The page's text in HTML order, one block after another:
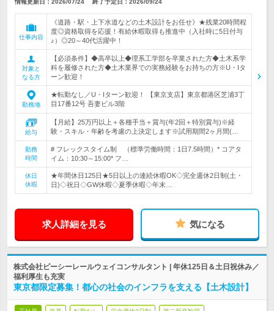
情報更新日：2026/07/24 終了予定日： 2026/09/24
仕事内容
《道路・駅・上下水道などの土木設計をお任せ》★残業20時間程
度◎資格取得を応援！有給休暇取得も推進中（入社時に5日付与
♪）◎20～40代活躍中！
対象と
なる方
【必須条件】◆高卒以上◆理系工学部を卒業された方◆土木系学
科を履修された方◆土木業界での実務経験をお持ちの方※U・Iタ
ーン歓迎！
勤務地
★転勤なし／U・Iターン歓迎！ 【東京支店】東京都港区芝浦3丁
目17番12号 吾妻ビル3階
給与
【月給】25万円以上＋各種手当＋賞与(年2回＋特別賞与)※経
験・スキル・年齢を考慮の上決定します※試用期間2ヶ月間(…
勤務
時間
# フレックスタイム制 （標準労働時間：1日7.5時間）* コアタ
イム：10:30～15:00* フ…
休日
休暇
★年間休日125日★5日以上の連続休暇OK◇完全週休2日制(土・
日)◇祝日◇GW休暇◇夏季休暇◇年末…
求人詳細を見る 気になる
株式会社ピーシーレールウェイコンサルタント | 年休125日＆土日祝休み／
福利厚生も充実
東京都限定募集！都心の社会のインフラを支える【土木設計】